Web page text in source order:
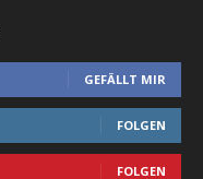
GEFÄLLT MIR
FOLGEN
FOLGEN